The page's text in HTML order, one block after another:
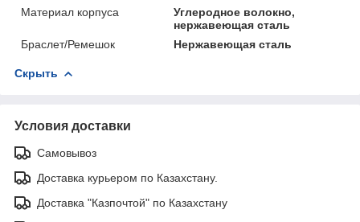
Материал корпуса
Углеродное волокно,
нержавеющая сталь
Браслет/Ремешок
Нержавеющая сталь
Скрыть
Условия доставки
Самовывоз
Доставка курьером по Казахстану.
Доставка "Казпочтой" по Казахстану